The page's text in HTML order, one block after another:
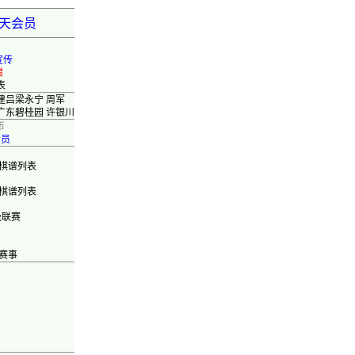
会员
传
吕梁永宁 周军
东碧桂园 许银川
谱列表
谱列表
赛
事